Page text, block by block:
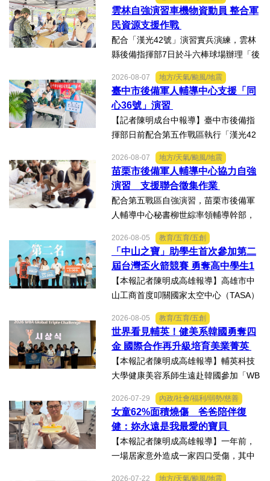
導，協力陸軍104旅實施「假訊息蒐證澄
清」演練。動員芳苑鄉後備軍人輔導中
心陳宗文主任、陳芳果秘...
雲林自強演習車機物資動員 整合軍
民資源支援作戰
配合「漢光42號」演習實兵演練，雲林
縣後備指揮部7日於斗六棒球場辦理「後
備部隊車機及物資動員暨軍事運輸及物
資接收作業－自強演習」。【記者陳明
成台中報導】配合「漢光42號」演習實
兵演練，雲林縣後備指揮...
2026-08-07 地方/天氣/颱風/地震
臺中市後備軍人輔導中心支援「同
心36號」演習
【記者陳明成台中報導】臺中市後備指
揮部日前配合第五作戰區執行「漢光42
號演習」協力部隊，實施「同心36號」
教育召集作業，臺中市外埔區、清水
區、大安區等後備軍人輔導中心全力投
入支援任務，設置服務台協助...
2026-08-07 地方/天氣/颱風/地震
苗栗市後備軍人輔導中心協力自強
演習 支援聯合徵集作業
配合第五戰區自強演習，苗栗市後備軍
人輔導中心秘書柳世綜率領輔導幹部，
協力苗栗縣政府聯合徵集場開設及徵購
徵用作業演練。【記者陳明成台中報
導】為驗證全民防衛動員機制，苗栗市
後備軍人輔導中心配合第五...
2026-08-05 教育/五育/五創
「中山之寶」助學生首次參加第二
屆台灣盃火箭競賽 勇奪高中學生1
K組亞軍
【本報記者陳明成高雄報導】高雄市中
山工商首度叩關國家太空中心（TASA）
主辦的「2026第二屆台灣盃火箭競賽，
一路過關斬將，順利完成火箭發射，並
將全箭完整回收，勇奪高中學生1K組亞
軍，表現亮眼。陳國清...
2026-08-05 教育/五育/五創
世界看見輔英！健美系韓國勇奪四
金 國際合作再升級培育美業菁英
【本報記者陳明成高雄報導】輔英科技
大學健康美容系師生遠赴韓國參加「WB
AA第25屆世界美容藝術與設計國際大
賽」及「2026WBAGlobalTripleChallen
ge全球美學現場賽」，展現紮實專業實
力，師生聯手勇奪四金、...
2026-07-29 內政/社會/福利/弱勢/慈善
女童62%面積燒傷 爸爸陪伴復
健：妳永遠是我最愛的寶貝
【本報記者陳明成高雄報導】一年前，
一場居家意外造成一家四口受傷，其中
當時年僅四歲的女兒芸芸全身62%面積
2026-07-22 地方/天氣/颱風/地震